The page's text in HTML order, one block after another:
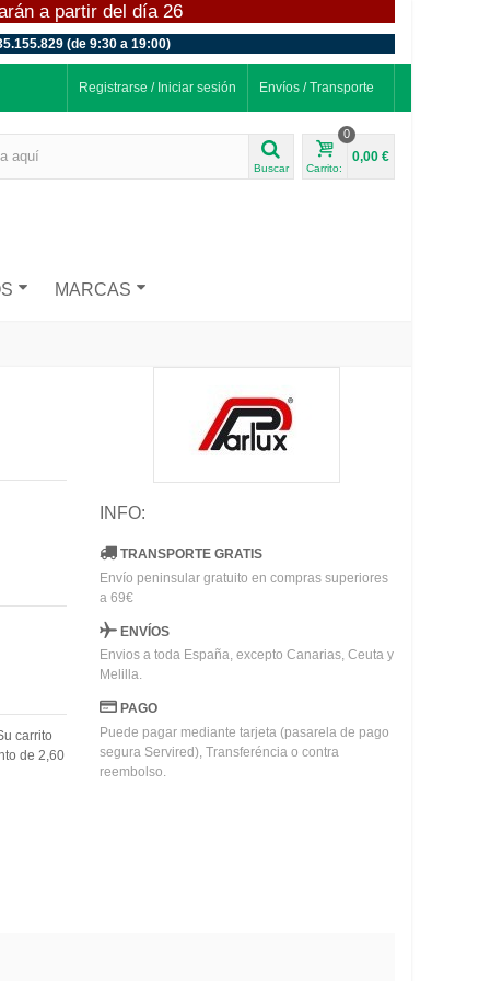
a partir del día 26
(de 9:30 a 19:00)
Envíos / Transporte
Registrarse / Iniciar sesión
Buscar Carrito:
0
0,00 €
MARCAS
carrito
de 2,60
INFO:
TRANSPORTE GRATIS
Envío peninsular gratuito en compras superiores
a 69€
ENVÍOS
Envios a toda España, excepto Canarias, Ceuta y
Melilla.
PAGO
Puede pagar mediante tarjeta (pasarela de pago
segura Servired), Transferéncia o contra
reembolso.